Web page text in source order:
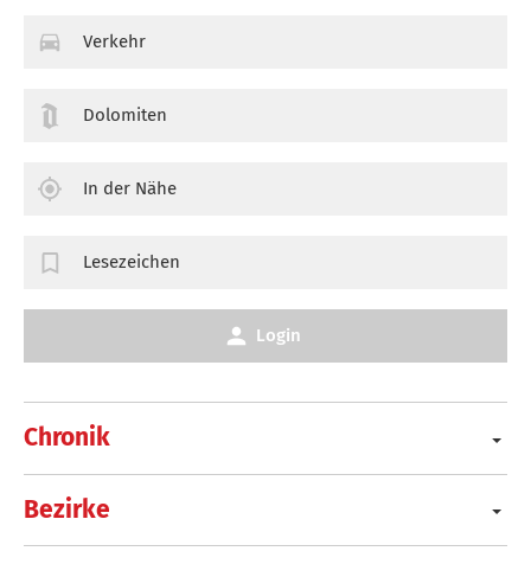
Chronik
Bezirke
Verkehr
Dolomiten
In der Nähe
Lesezeichen
Login